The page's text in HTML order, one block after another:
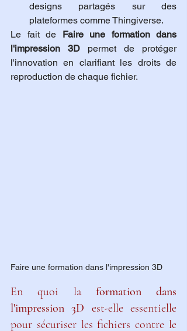
designs partagés sur des
plateformes comme Thingiverse.
Le fait de Faire une formation dans
l'impression 3D permet de protéger
l'innovation en clarifiant les droits de
reproduction de chaque fichier.
Faire une formation dans l'impression 3D
En quoi la formation dans
l'impression 3D est-elle essentielle
pour sécuriser les fichiers contre le